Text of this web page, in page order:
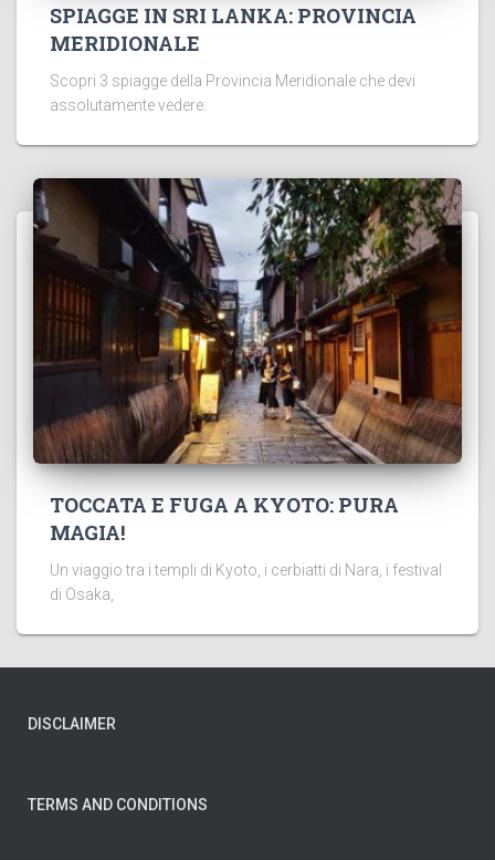
SPIAGGE IN SRI LANKA: PROVINCIA
MERIDIONALE
Scopri 3 spiagge della Provincia Meridionale che devi
assolutamente vedere.
TOCCATA E FUGA A KYOTO: PURA
MAGIA!
Un viaggio tra i templi di Kyoto, i cerbiatti di Nara, i festival
di Osaka,
DISCLAIMER
TERMS AND CONDITIONS